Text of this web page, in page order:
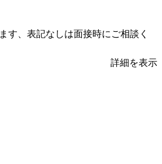
す、表記なしは面接時にご相談く
詳細を表示